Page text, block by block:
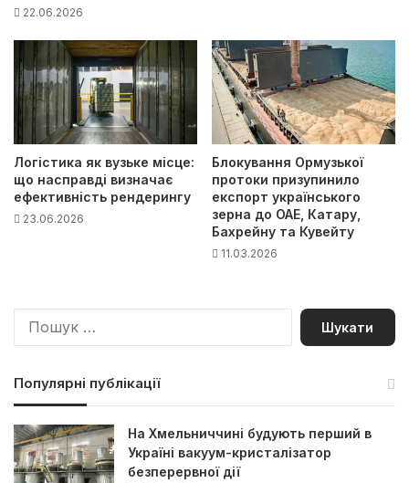
22.06.2026
Логістика як вузьке місце:
що насправді визначає
ефективність рендерингу
23.06.2026
Блокування Ормузької
протоки призупинило
експорт українського
зерна до ОАЕ, Катару,
Бахрейну та Кувейту
11.03.2026
П
Популярні публікації
На Хмельниччині будують перший в
Україні вакуум-кристалізатор
безперервної дії